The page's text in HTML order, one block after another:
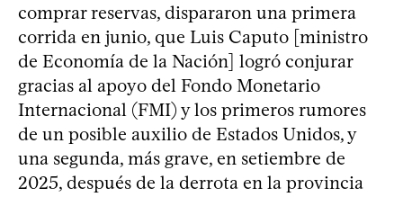
comprar reservas, dispararon una primera
corrida en junio, que Luis Caputo [ministro
de Economía de la Nación] logró conjurar
gracias al apoyo del Fondo Monetario
Internacional (FMI) y los primeros rumores
de un posible auxilio de Estados Unidos, y
una segunda, más grave, en setiembre de
2025, después de la derrota en la provincia